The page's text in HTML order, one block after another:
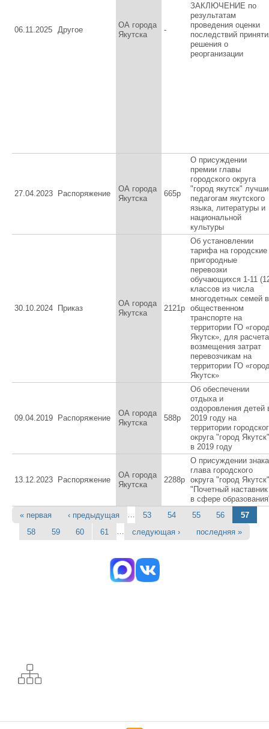
06.11.2025 Другое
ОА города
Якутска
-
ЗАКЛЮЧЕНИЕ по
результатам
проведения оценки
последствий
решения о
реорганизации
27.04.2023 Распоряжение
ОА города
Якутска
665р
О присуждении
премии главы
городского округа
"город якутск"
педагогам якутского
языка, литературы и
национальной
культуры
30.10.2024 Приказ
ОА города
Якутска
2121р
Об установлении
тарифа на городские
пригородные
перевозки
обучающихся 1-11
классов из числа
многодетных семей в
общественном
транспорте на
территории ГО
Якутск», для расчета
возмещения затрат
перевозчикам на
территории ГО
Якутск»
09.04.2019 Распоряжение
ОА города
Якутска
588р
Об обеспечении
отдыха и
оздоровления детей
2019 году на
территории
округа "город Якутск"
в 2019 году
13.12.2023 Распоряжение
ОА города
Якутска
2288р
О присуждении знака
глава городского
округа "город Якутск"
"Почетный наставник
в сфере
Страницы
« первая ‹ предыдущая 53 54 55 56
57
58
59 60 61 следующая › последняя »